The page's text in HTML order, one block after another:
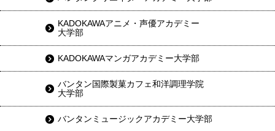
KADOKAWAアニメ・声優アカデミー
大学部
KADOKAWAマンガアカデミー大学部
バンタン国際製菓カフェ和洋調理学院
大学部
バンタンミュージックアカデミー大学部